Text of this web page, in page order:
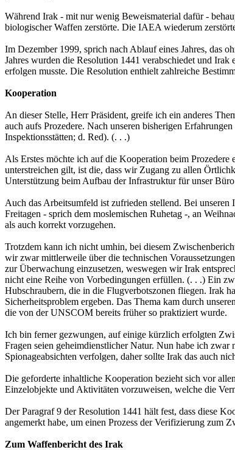
Während Irak - mit nur wenig Beweismaterial dafür -
biologischer Waffen zerstörte. Die IAEA wiederum
Im Dezember 1999, sprich nach Ablauf eines Jahres, das
Jahres wurden die Resolution 1441 verabschiedet und
erfolgen musste. Die Resolution enthielt zahlreiche
Kooperation
An dieser Stelle, Herr Präsident, greife ich ein anderes
auch aufs Prozedere. Nach unseren bisherigen
Inspektionsstätten; d. Red). (. . .)
Als Erstes möchte ich auf die Kooperation beim
unterstreichen gilt, ist die, dass wir Zugang zu allen
Unterstützung beim Aufbau der Infrastruktur für unser
Auch das Arbeitsumfeld ist zufrieden stellend. Bei
Freitagen - sprich dem moslemischen Ruhetag -, an
als auch korrekt vorzugehen.
Trotzdem kann ich nicht umhin, bei diesem
wir zwar mittlerweile über die technischen
zur Überwachung einzusetzen, weswegen wir Irak
nicht eine Reihe von Vorbedingungen erfüllen. (. . .) Ein
Hubschraubern, die in die Flugverbotszonen fliegen. Irak
Sicherheitsproblem ergeben. Das Thema kam durch
die von der UNSCOM bereits früher so praktiziert wurde.
Ich bin ferner gezwungen, auf einige kürzlich erfolgten
Fragen seien geheimdienstlicher Natur. Nun habe ich
Spionageabsichten verfolgen, daher sollte Irak das auch
Die geforderte inhaltliche Kooperation bezieht sich vor
Einzelobjekte und Aktivitäten vorzuweisen, welche die
Der Paragraf 9 der Resolution 1441 hält fest, dass diese
angemerkt habe, um einen Prozess der Verifizierung zum
Zum Waffenbericht des Irak